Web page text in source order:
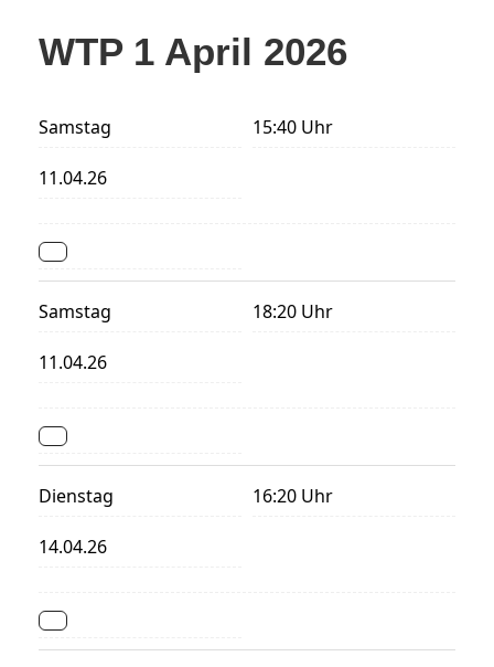
WTP 1 April 2026
Samstag 15:40 Uhr
11.04.26
Samstag 18:20 Uhr
11.04.26
Dienstag 16:20 Uhr
14.04.26